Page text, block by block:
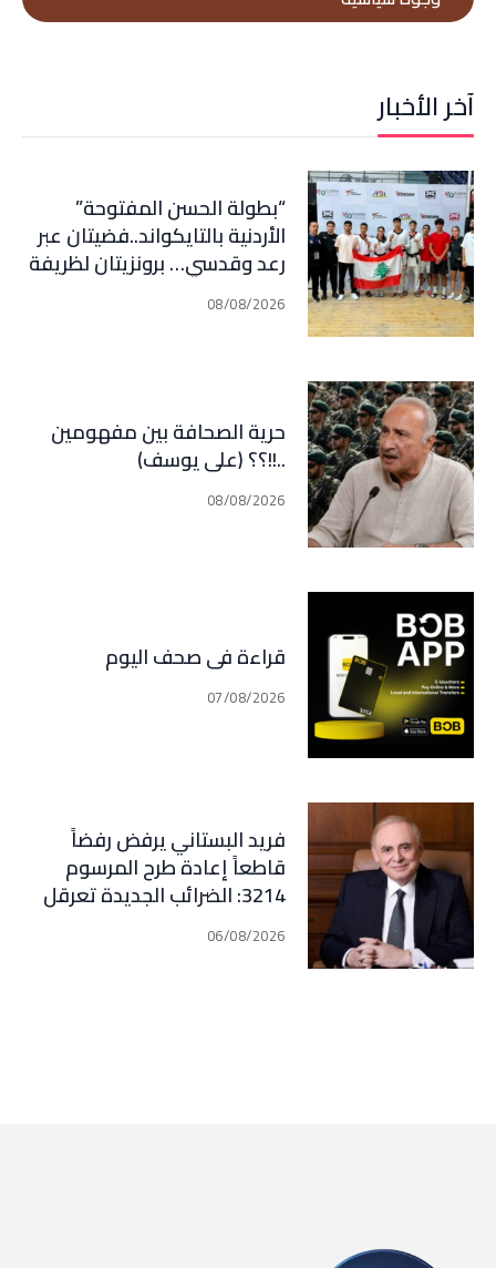
آخر الأخبار
“بطولة الحسن المفتوحة”
الأردنية بالتايكواند..فضيتان عبر
رعد وقدسي… برونزيتان لظريفة
وأبي هيلا
08/08/2026
حرية الصحافة بين مفهومين
..!!؟؟ (علي يوسف)
08/08/2026
قراءة في صحف اليوم
07/08/2026
فريد البستاني يرفض رفضاً
قاطعاً إعادة طرح المرسوم
3214: الضرائب الجديدة تعرقل
التعافي الاقتصادي وتناقض
مبدأ الشراكة
06/08/2026